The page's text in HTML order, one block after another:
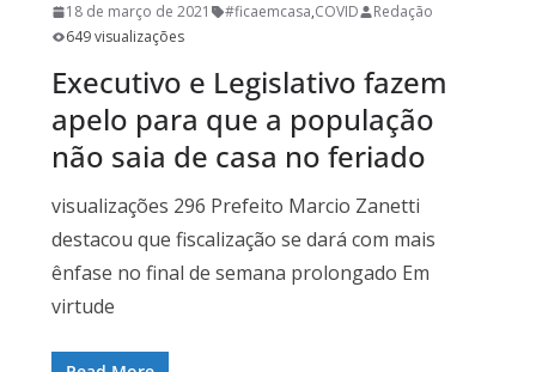
18 de março de 2021 #ficaemcasa,COVID
Redação
649 visualizações
Executivo e Legislativo fazem
apelo para que a população
não saia de casa no feriado
visualizações 296 Prefeito Marcio Zanetti
destacou que fiscalização se dará com mais
ênfase no final de semana prolongado Em
virtude